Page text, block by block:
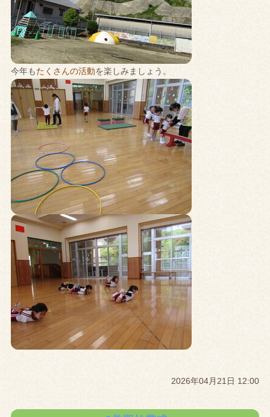
今年もたくさんの活動を楽しみましょう。
2026年04月21日 12:00